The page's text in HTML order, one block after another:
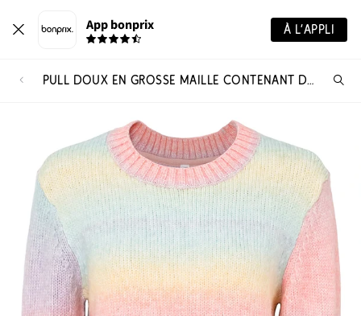
App bonprix À L’APPLI
PULL DOUX EN GROSSE MAILLE CONTENANT DE LA LAINE